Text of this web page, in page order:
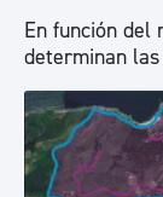
En función del
determinan